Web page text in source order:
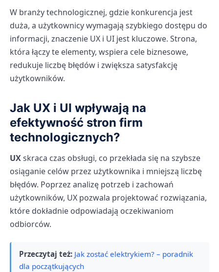
W branży technologicznej, gdzie konkurencja jest
duża, a użytkownicy wymagają szybkiego dostępu do
informacji, znaczenie UX i UI jest kluczowe. Strona,
która łączy te elementy, wspiera cele biznesowe,
redukuje liczbę błędów i zwiększa satysfakcję
użytkowników.
Jak UX i UI wpływają na
efektywność stron firm
technologicznych?
UXskraca czas obsługi, co przekłada się na szybsze
osiąganie celów przez użytkownika i mniejszą liczbę
błędów. Poprzez analizę potrzeb i zachowań
użytkowników, UX pozwala projektować rozwiązania,
które dokładnie odpowiadają oczekiwaniom
odbiorców.
Przeczytaj też: Jak zostać elektrykiem? – poradnik
dla początkujących